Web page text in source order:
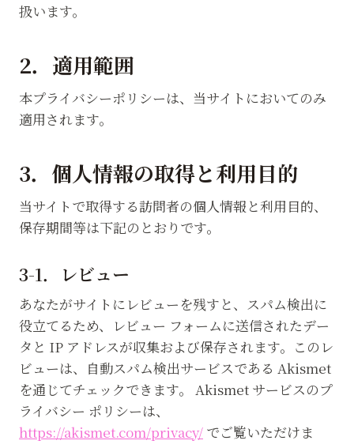
扱います。
2．適用範囲
本プライバシーポリシーは、当サイトにおいてのみ
適用されます。
3．個人情報の取得と利用目的
当サイトで取得する訪問者の個人情報と利用目的、
保存期間等は下記のとおりです。
3-1．レビュー
あなたがサイトにレビューを残すと、スパム検出に
役立てるため、レビュー フォームに送信されたデー
タと IP アドレスが収集および保存されます。このレ
ビューは、自動スパム検出サービスである Akismet
を通じてチェックできます。 Akismet サービスのプ
ライバシー ポリシーは、
https://akismet.com/privacy/ でご覧いただけま